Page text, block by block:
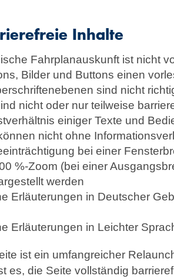
Inhalte
Fahrplanauskunft ist nicht
Bilder und Buttons einen
sind nicht
nicht oder nur teilweise
einiger Texte und
nicht ohne
bei einer
%-Zoom (bei einer
werden
Erläuterungen in Deutscher
Erläuterungen in Leichter
ist ein umfangreicher
es, die Seite vollständig